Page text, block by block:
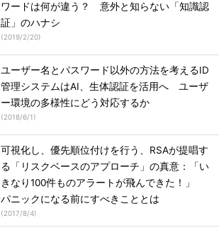
ワードは何が違う？ 意外と知らない「知識認
証」のハナシ
(2019/2/20)
ユーザー名とパスワード以外の方法を考えるID
管理システムはAI、生体認証を活用へ ユーザ
ー環境の多様性にどう対応するか
(2018/6/1)
可視化し、優先順位付けを行う、RSAが提唱す
る「リスクベースのアプローチ」の真意：「い
きなり100件ものアラートが飛んできた！」
パニックになる前にすべきこととは
(2017/8/4)